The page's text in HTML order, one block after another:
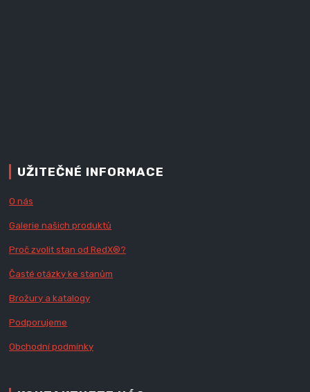
UŽITEČNÉ INFORMACE
O nás
Galerie našich produktů
Proč zvolit stan od RedX®?
Časté otázky ke stanům
Brožury a katalogy
Podporujeme
Obchodní podmínky